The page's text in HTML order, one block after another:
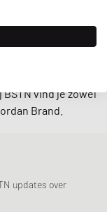
is in
ook regelmatig
BSTN vind je zowel
Brand.
updates over